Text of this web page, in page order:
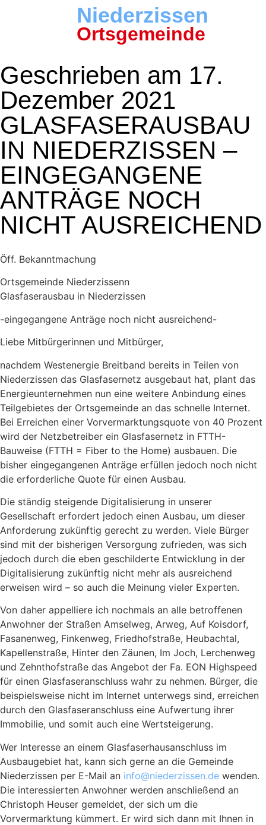
Niederzissen
Ortsgemeinde
Geschrieben am 17.
Dezember 2021
GLASFASERAUSBAU
IN NIEDERZISSEN –
EINGEGANGENE
ANTRÄGE NOCH
NICHT AUSREICHEND
Öff. Bekanntmachung
Ortsgemeinde Niederzissenn
Glasfaserausbau in Niederzissen
-eingegangene Anträge noch nicht ausreichend-
Liebe Mitbürgerinnen und Mitbürger,
nachdem Westenergie Breitband bereits in Teilen von
Niederzissen das Glasfasernetz ausgebaut hat, plant das
Energieunternehmen nun eine weitere Anbindung eines
Teilgebietes der Ortsgemeinde an das schnelle Internet.
Bei Erreichen einer Vorvermarktungsquote von 40 Prozent
wird der Netzbetreiber ein Glasfasernetz in FTTH-
Bauweise (FTTH = Fiber to the Home) ausbauen. Die
bisher eingegangenen Anträge erfüllen jedoch noch nicht
die erforderliche Quote für einen Ausbau.
Die ständig steigende Digitalisierung in unserer
Gesellschaft erfordert jedoch einen Ausbau, um dieser
Anforderung zukünftig gerecht zu werden. Viele Bürger
sind mit der bisherigen Versorgung zufrieden, was sich
jedoch durch die eben geschilderte Entwicklung in der
Digitalisierung zukünftig nicht mehr als ausreichend
erweisen wird – so auch die Meinung vieler Experten.
Von daher appelliere ich nochmals an alle betroffenen
Anwohner der Straßen Amselweg, Arweg, Auf Koisdorf,
Fasanenweg, Finkenweg, Friedhofstraße, Heubachtal,
Kapellenstraße, Hinter den Zäunen, Im Joch, Lerchenweg
und Zehnthofstraße das Angebot der Fa. EON Highspeed
für einen Glasfaseranschluss wahr zu nehmen. Bürger, die
beispielsweise nicht im Internet unterwegs sind, erreichen
durch den Glasfaseranschluss eine Aufwertung ihrer
Immobilie, und somit auch eine Wertsteigerung.
Wer Interesse an einem Glasfaserhausanschluss im
Ausbaugebiet hat, kann sich gerne an die Gemeinde
Niederzissen per E-Mail an info@niederzissen.de wenden.
Die interessierten Anwohner werden anschließend an
Christoph Heuser gemeldet, der sich um die
Vorvermarktung kümmert. Er wird sich dann mit Ihnen in